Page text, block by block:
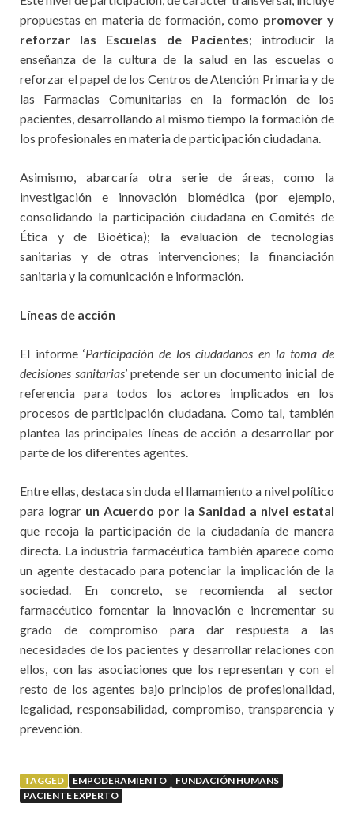
propuestas en materia de formación, como promover y
reforzar las Escuelas de Pacientes; introducir la
enseñanza de la cultura de la salud en las escuelas o
reforzar el papel de los Centros de Atención Primaria y de
las Farmacias Comunitarias en la formación de los
pacientes, desarrollando al mismo tiempo la formación de
los profesionales en materia de participación ciudadana.
Asimismo, abarcaría otra serie de áreas, como la
investigación e innovación biomédica (por ejemplo,
consolidando la participación ciudadana en Comités de
Ética y de Bioética); la evaluación de tecnologías
sanitarias y de otras intervenciones; la financiación
sanitaria y la comunicación e información.
Líneas de acción
El informe ‘Participación de los ciudadanos en la toma de
decisiones sanitarias’ pretende ser un documento inicial de
referencia para todos los actores implicados en los
procesos de participación ciudadana. Como tal, también
plantea las principales líneas de acción a desarrollar por
parte de los diferentes agentes.
Entre ellas, destaca sin duda el llamamiento a nivel político
para lograr un Acuerdo por la Sanidad a nivel estatal
que recoja la participación de la ciudadanía de manera
directa. La industria farmacéutica también aparece como
un agente destacado para potenciar la implicación de la
sociedad. En concreto, se recomienda al sector
farmacéutico fomentar la innovación e incrementar su
grado de compromiso para dar respuesta a las
necesidades de los pacientes y desarrollar relaciones con
ellos, con las asociaciones que los representan y con el
resto de los agentes bajo principios de profesionalidad,
legalidad, responsabilidad, compromiso, transparencia y
prevención.
TAGGED EMPODERAMIENTO
FUNDACIÓN HUMANS
PACIENTE EXPERTO